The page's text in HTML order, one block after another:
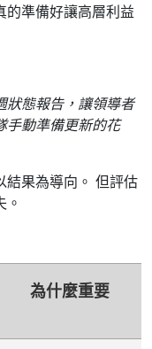
準備好讓高層利益
狀態報告，讓領導者
手動準備更新的花
果為導向。 但評估
為什麼重要